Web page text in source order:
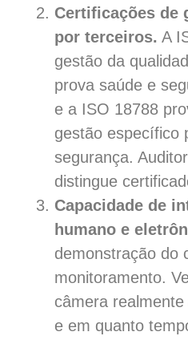
Certificações de
por terceiros. A
gestão da
prova saúde e
e a ISO 18788
gestão específico
segurança.
distingue
Capacidade de
humano e
demonstração do
monitoramento.
câmera
e em quanto